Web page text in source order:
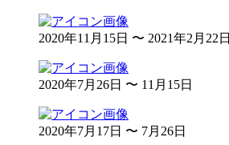
2020年11月15日 〜 2021年2月22日
2020年7月26日 〜 11月15日
2020年7月17日 〜 7月26日